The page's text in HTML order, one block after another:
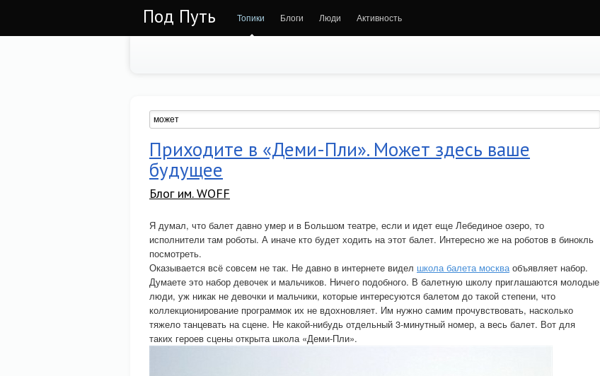
Под Путь Топики Блоги Люди Активность
Приходите в «Деми-Пли». Может здесь ваше
будущее
Блог им. WOFF
Я думал, что балет давно умер и в Большом театре, если и идет еще Лебединое озеро, то
исполнители там роботы. А иначе кто будет ходить на этот балет. Интересно же на роботов в бинокль
посмотреть.
Оказывается всё совсем не так. Не давно в интернете видел школа балета москваобъявляет набор.
Думаете это набор девочек и мальчиков. Ничего подобного. В балетную школу приглашаются молодые
люди, уж никак не девочки и мальчики, которые интересуются балетом до такой степени, что
коллекционирование программок их не вдохновляет. Им нужно самим прочувствовать, насколько
тяжело танцевать на сцене. Не какой-нибудь отдельный 3-минутный номер, а весь балет. Вот для
таких героев сцены открыта школа «Деми-Пли».